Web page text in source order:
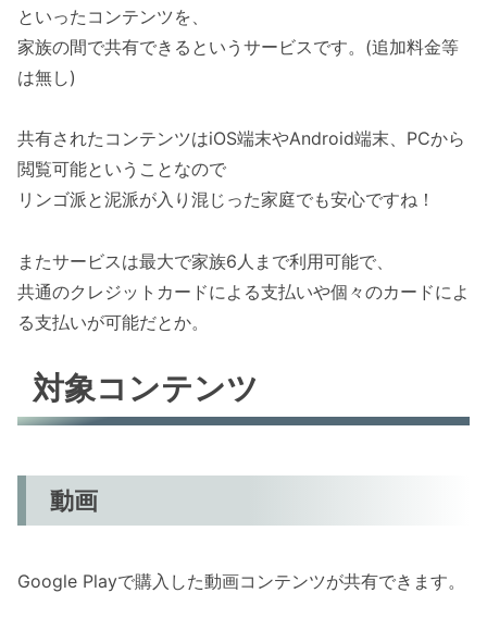
といったコンテンツを、
家族の間で共有できるというサービスです。(追加料金等
は無し)
共有されたコンテンツはiOS端末やAndroid端末、PCから
閲覧可能ということなので
リンゴ派と泥派が入り混じった家庭でも安心ですね！
またサービスは最大で家族6人まで利用可能で、
共通のクレジットカードによる支払いや個々のカードによ
る支払いが可能だとか。
対象コンテンツ
動画
Google Playで購入した動画コンテンツが共有できます。